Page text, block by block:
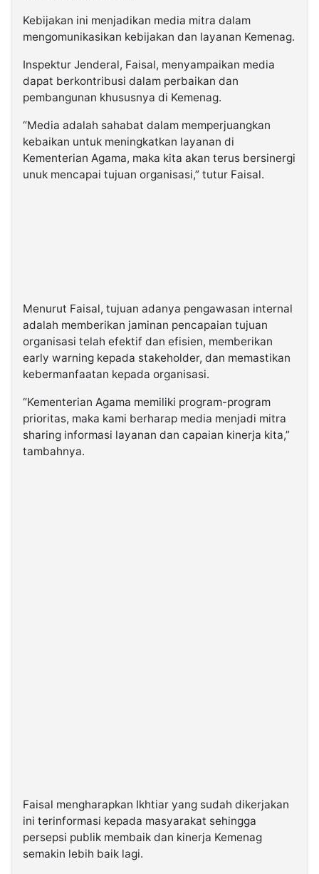
Kebijakan ini menjadikan media mitra dalam
mengomunikasikan kebijakan dan layanan Kemenag.
Inspektur Jenderal, Faisal, menyampaikan media
dapat berkontribusi dalam perbaikan dan
pembangunan khususnya di Kemenag.
“Media adalah sahabat dalam memperjuangkan
kebaikan untuk meningkatkan layanan di
Kementerian Agama, maka kita akan terus bersinergi
unuk mencapai tujuan organisasi,” tutur Faisal.
Menurut Faisal, tujuan adanya pengawasan internal
adalah memberikan jaminan pencapaian tujuan
organisasi telah efektif dan efisien, memberikan
early warning kepada stakeholder, dan memastikan
kebermanfaatan kepada organisasi.
“Kementerian Agama memiliki program-program
prioritas, maka kami berharap media menjadi mitra
sharing informasi layanan dan capaian kinerja kita,”
tambahnya.
Faisal mengharapkan Ikhtiar yang sudah dikerjakan
ini terinformasi kepada masyarakat sehingga
persepsi publik membaik dan kinerja Kemenag
semakin lebih baik lagi.